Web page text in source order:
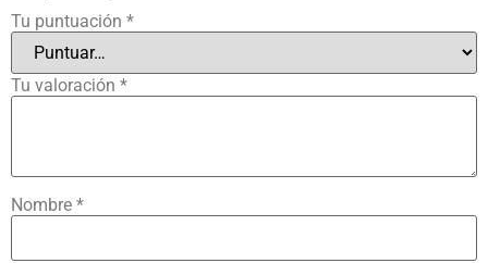
Tu puntuación *
Tu valoración *
Nombre *